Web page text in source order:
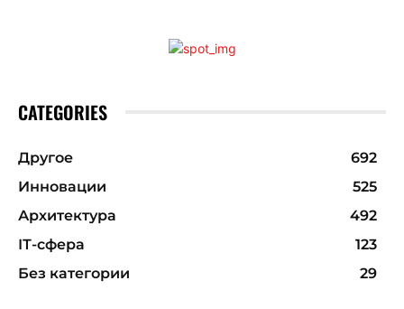
CATEGORIES
Другое
692
Инновации
525
Архитектура
492
ІТ-сфера
123
Без категории
29